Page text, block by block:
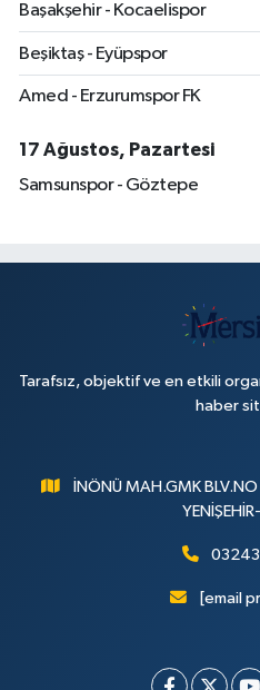
Başakşehir - Kocaelispor
Beşiktaş - Eyüpspor
Amed - Erzurumspor FK
17 Ağustos, Pazartesi
Samsunspor - Göztepe
Tarafsız, objektif ve en etkili
haber
İNÖNÜ MAH.GMK
[email